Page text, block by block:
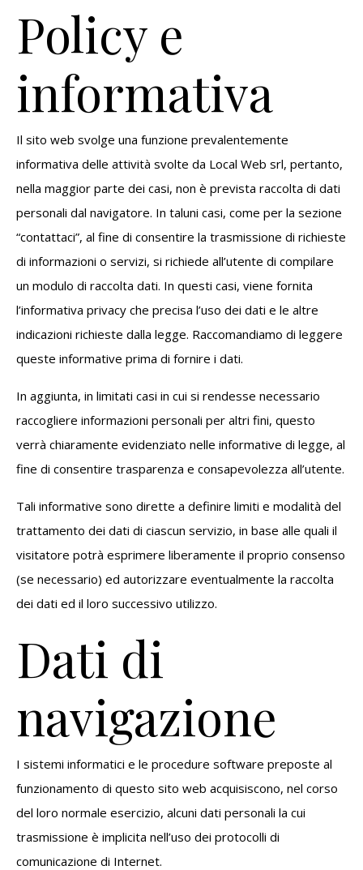
Policy e
informativa
Il sito web svolge una funzione prevalentemente
informativa delle attività svolte da Local Web srl, pertanto,
nella maggior parte dei casi, non è prevista raccolta di dati
personali dal navigatore. In taluni casi, come per la sezione
“contattaci”, al fine di consentire la trasmissione di richieste
di informazioni o servizi, si richiede all’utente di compilare
un modulo di raccolta dati. In questi casi, viene fornita
l’informativa privacy che precisa l’uso dei dati e le altre
indicazioni richieste dalla legge. Raccomandiamo di leggere
queste informative prima di fornire i dati.
In aggiunta, in limitati casi in cui si rendesse necessario
raccogliere informazioni personali per altri fini, questo
verrà chiaramente evidenziato nelle informative di legge, al
fine di consentire trasparenza e consapevolezza all’utente.
Tali informative sono dirette a definire limiti e modalità del
trattamento dei dati di ciascun servizio, in base alle quali il
visitatore potrà esprimere liberamente il proprio consenso
(se necessario) ed autorizzare eventualmente la raccolta
dei dati ed il loro successivo utilizzo.
Dati di
navigazione
I sistemi informatici e le procedure software preposte al
funzionamento di questo sito web acquisiscono, nel corso
del loro normale esercizio, alcuni dati personali la cui
trasmissione è implicita nell’uso dei protocolli di
comunicazione di Internet.